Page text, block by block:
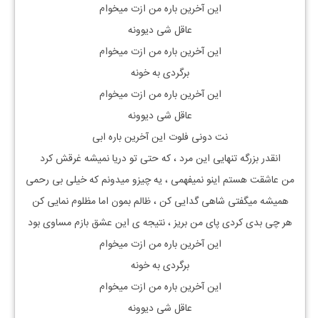
این آخرین باره من ازت میخوام
عاقل شی دیوونه
این آخرین باره من ازت میخوام
برگردی به خونه
این آخرین باره من ازت میخوام
عاقل شی دیوونه
نت دونی فلوت این آخرین باره ابی
انقدر بزرگه تنهایی این مرد ، که حتی تو دریا نمیشه غرقش کرد
من عاشقت هستم اینو نمیفهمی ، یه چیزو میدونم که خیلی بی رحمی
همیشه میگفتی شاهی گدایی کن ، ظالم بمون اما مظلوم نمایی کن
هر چی بدی کردی پای من بریز ، نتیجه ی این عشق بازم مساوی بود
این آخرین باره من ازت میخوام
برگردی به خونه
این آخرین باره من ازت میخوام
عاقل شی دیوونه